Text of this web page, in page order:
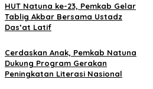
HUT Natuna ke-23, Pemkab Gelar
Tablig Akbar Bersama Ustadz
Das’at Latif
Cerdaskan Anak, Pemkab Natuna
Dukung Program Gerakan
Peningkatan Literasi Nasional